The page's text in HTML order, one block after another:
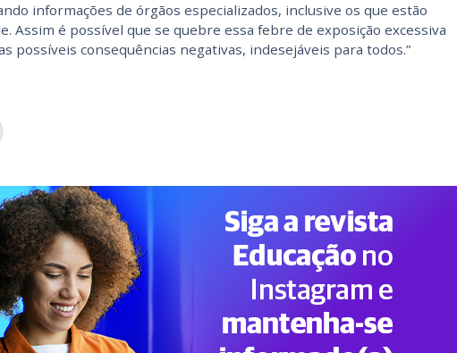
informações de órgãos especializados, inclusive os que estão
Assim é possível que se quebre essa febre de exposição excessiva
possíveis consequências negativas, indesejáveis para todos.”